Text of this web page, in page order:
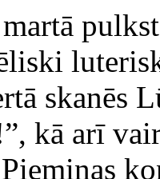
skanēs
kā arī